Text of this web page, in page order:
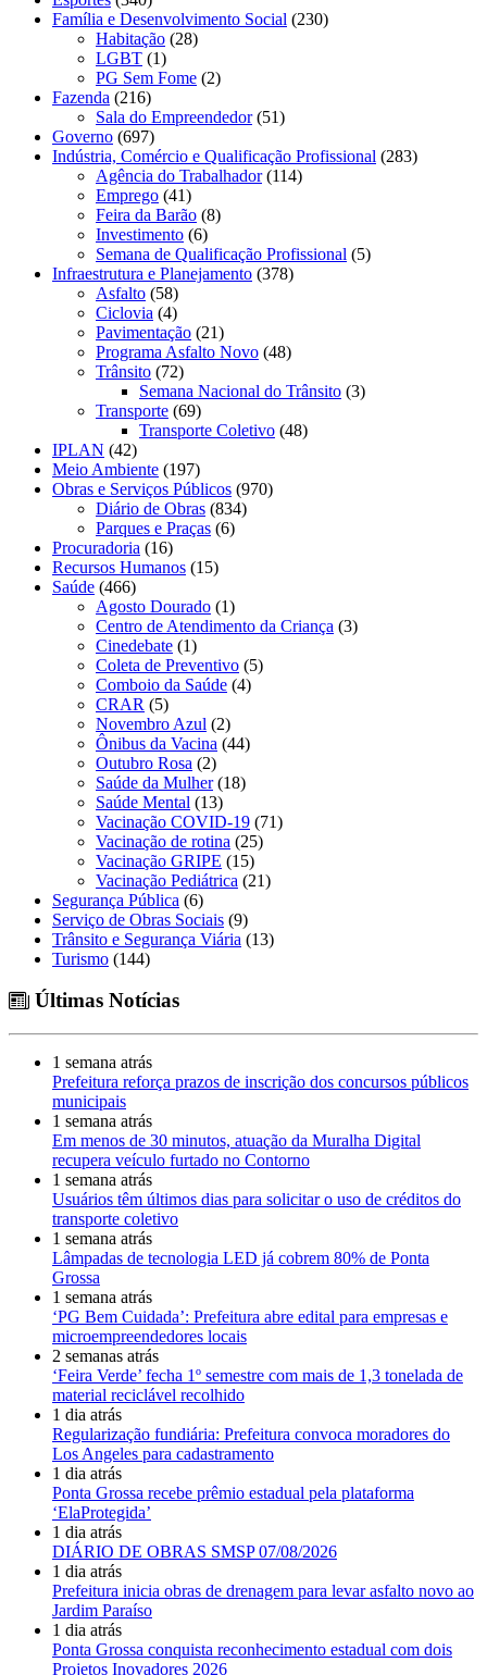
Família e Desenvolvimento Social (230)
Habitação (28)
LGBT (1)
PG Sem Fome (2)
Fazenda (216)
Sala do Empreendedor(51)
Governo (697)
Indústria, Comércio e Qualificação Profissional (283)
Agência do Trabalhador(114)
Emprego (41)
Feira da Barão (8)
Investimento (6)
Semana de Qualificação Profissional (5)
Infraestrutura e Planejamento (378)
Asfalto (58)
Ciclovia (4)
Pavimentação (21)
Programa Asfalto Novo (48)
Trânsito (72)
Semana Nacional do Trânsito (3)
Transporte (69)
Transporte Coletivo (48)
IPLAN (42)
Meio Ambiente (197)
Obras e Serviços Públicos (970)
Diário de Obras (834)
Parques e Praças (6)
Procuradoria (16)
Recursos Humanos (15)
Saúde (466)
Agosto Dourado (1)
Centro de Atendimento da Criança (3)
Cinedebate (1)
Coleta de Preventivo (5)
Comboio da Saúde (4)
CRAR (5)
Novembro Azul (2)
Ônibus da Vacina (44)
Outubro Rosa (2)
Saúde da Mulher(18)
Saúde Mental (13)
Vacinação COVID-19 (71)
Vacinação de rotina (25)
Vacinação GRIPE (15)
Vacinação Pediátrica (21)
Segurança Pública (6)
Serviço de Obras Sociais (9)
Trânsito e Segurança Viária (13)
Turismo (144)
Últimas Notícias
1 semana atrás
Prefeitura reforça prazos de inscrição dos concursos públicos
municipais
1 semana atrás
Em menos de 30 minutos, atuação da Muralha Digital
recupera veículo furtado no Contorno
1 semana atrás
Usuários têm últimos dias para solicitar o uso de créditos do
transporte coletivo
1 semana atrás
Lâmpadas de tecnologia LED já cobrem 80% de Ponta
Grossa
1 semana atrás
‘PG Bem Cuidada’: Prefeitura abre edital para empresas e
microempreendedores locais
2 semanas atrás
‘Feira Verde’ fecha 1º semestre com mais de 1,3 tonelada de
material reciclável recolhido
1 dia atrás
Regularização fundiária: Prefeitura convoca moradores do
Los Angeles para cadastramento
1 dia atrás
Ponta Grossa recebe prêmio estadual pela plataforma
‘ElaProtegida’
1 dia atrás
DIÁRIO DE OBRAS SMSP 07/08/2026
1 dia atrás
Prefeitura inicia obras de drenagem para levar asfalto novo ao
Jardim Paraíso
1 dia atrás
Ponta Grossa conquista reconhecimento estadual com dois
Projetos Inovadores 2026